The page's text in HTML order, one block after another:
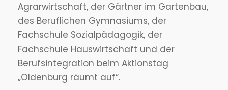
Agrarwirtschaft, der Gärtner im Gartenbau,
des Beruflichen Gymnasiums, der
Fachschule Sozialpädagogik, der
Fachschule Hauswirtschaft und der
Berufsintegration beim Aktionstag
„Oldenburg räumt auf“.